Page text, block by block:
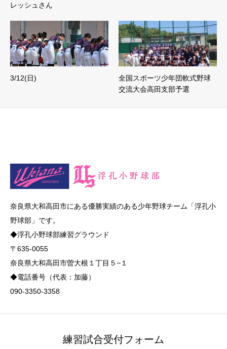
レッシュさん
3/12(日)
全国スポーツ少年団軟式野球
交流大会高田支部予選
奈良県大和高田市にある優勝実績のある少年野球チーム「浮孔小
野球部」です。
◆浮孔小野球部練習グラウンド
〒635-0055
奈良県大和高田市曽大根１丁目５−１
◆電話番号（代表：加藤）
090-3350-3358
練習試合受付フォーム